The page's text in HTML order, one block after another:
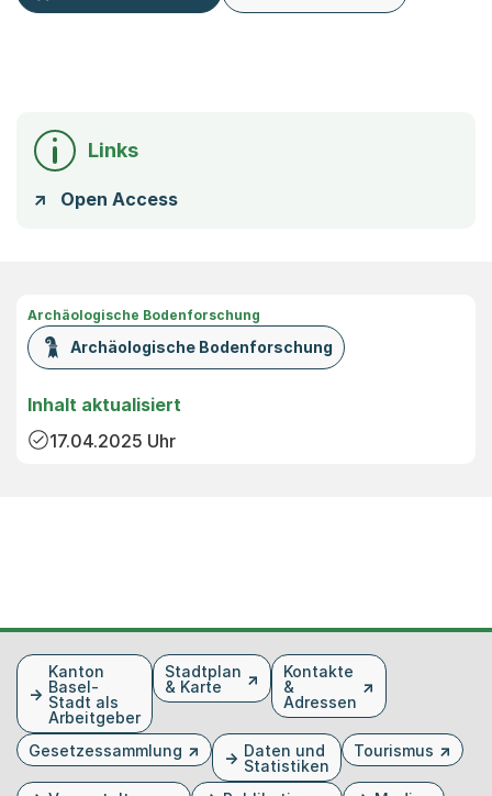
Links
Open Access
Archäologische Bodenforschung
Archäologische Bodenforschung
Inhalt aktualisiert
17.04.2025 Uhr
FusszeileKanton
Basel-
Stadt als
Arbeitgeber
Stadtplan
& Karte
Kontakte
&
Adressen
Gesetzessammlung
Daten und
Statistiken
Tourismus